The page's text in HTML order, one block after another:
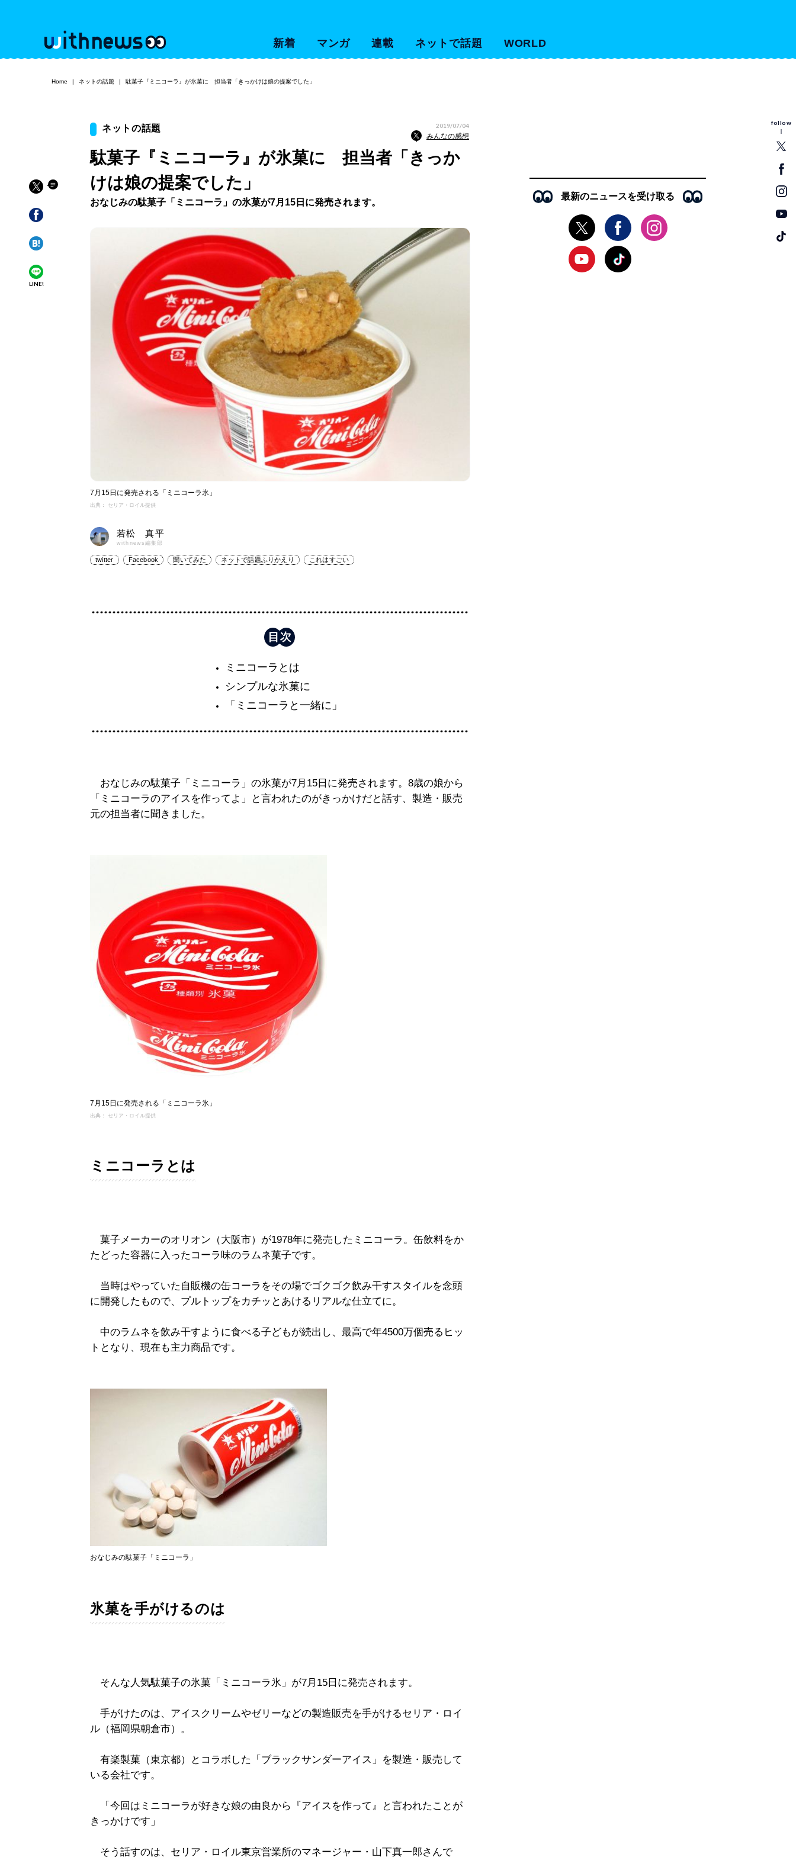
新着 マンガ 連載 ネットで話題 WORLD
follow
Home ネットの話題 駄菓子『ミニコーラ』が氷菓に 担当者「きっかけは娘の提案でした」
LINE!
ネットの話題 2019/07/04
みんなの感想
駄菓子『ミニコーラ』が氷菓に 担当者「きっか
けは娘の提案でした」
おなじみの駄菓子「ミニコーラ」の氷菓が7月15日に発売されます。
7月15日に発売される「ミニコーラ氷」
出典： セリア・ロイル提供
若松 真平
withnews編集部
twitter Facebook 聞いてみた ネットで話題ふりかえり これはすごい
ミニコーラとは
シンプルな氷菓に
「ミニコーラと一緒に」
おなじみの駄菓子「ミニコーラ」の氷菓が7月15日に発売されます。8歳の娘から
「ミニコーラのアイスを作ってよ」と言われたのがきっかけだと話す、製造・販売
元の担当者に聞きました。
7月15日に発売される「ミニコーラ氷」
出典： セリア・ロイル提供
ミニコーラとは
菓子メーカーのオリオン（大阪市）が1978年に発売したミニコーラ。缶飲料をか
たどった容器に入ったコーラ味のラムネ菓子です。
当時はやっていた自販機の缶コーラをその場でゴクゴク飲み干すスタイルを念頭
に開発したもので、プルトップをカチッとあけるリアルな仕立てに。
中のラムネを飲み干すように食べる子どもが続出し、最高で年4500万個売るヒッ
トとなり、現在も主力商品です。
おなじみの駄菓子「ミニコーラ」
氷菓を手がけるのは
そんな人気駄菓子の氷菓「ミニコーラ氷」が7月15日に発売されます。
手がけたのは、アイスクリームやゼリーなどの製造販売を手がけるセリア・ロイ
ル（福岡県朝倉市）。
有楽製菓（東京都）とコラボした「ブラックサンダーアイス」を製造・販売して
いる会社です。
「今回はミニコーラが好きな娘の由良から『アイスを作って』と言われたことが
きっかけです」
そう話すのは、セリア・ロイル東京営業所のマネージャー・山下真一郎さんで
最新のニュースを受け取る